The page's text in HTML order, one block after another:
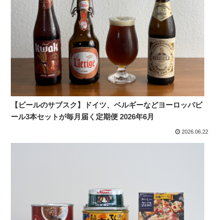
【ビールのサブスク】ドイツ、ベルギーなどヨーロッパビ
ール3本セットが毎月届く定期便 2026年6月
2026.06.22